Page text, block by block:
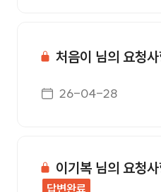
처음이 님의 요청
게시일자
26-04-28
이기복 님의 요청
답변완료